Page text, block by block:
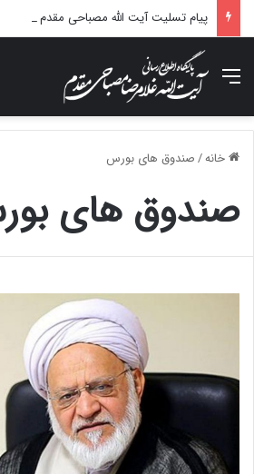
منو
خانه/صندوق های بورس
صندوق های